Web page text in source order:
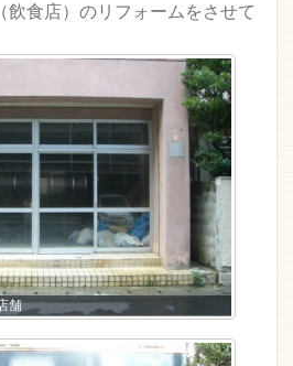
飲食店）のリフォームをさせて
舗